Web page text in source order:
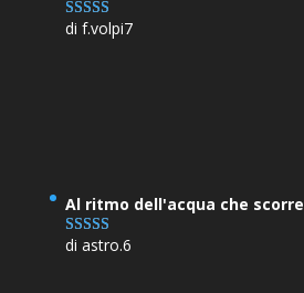
Valutato5su
di f.volpi7
Al ritmo dell'acqua che scorre
Valutato5su
di astro.6